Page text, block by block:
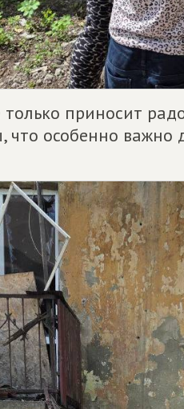
приносит
что особенно